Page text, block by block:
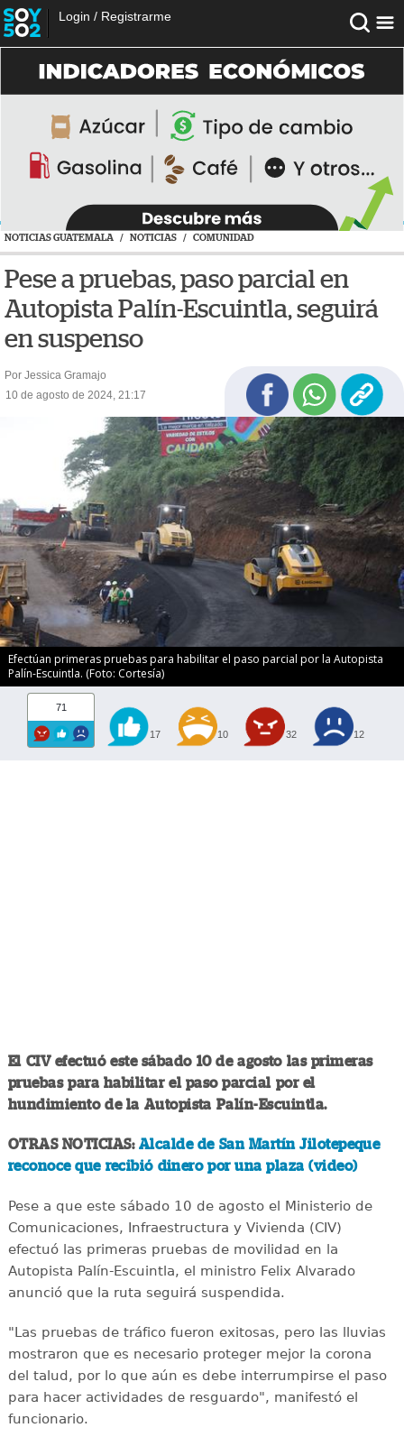
Login / Registrarme
NOTICIAS GUATEMALA / NOTICIAS / COMUNIDAD
Pese a pruebas, paso parcial en
Autopista Palín-Escuintla, seguirá
en suspenso
Por Jessica Gramajo
10 de agosto de 2024, 21:17
Efectúan primeras pruebas para habilitar el paso parcial por la Autopista
Palín-Escuintla. (Foto: Cortesía)
71
17 10 32 12
El CIV efectuó este sábado 10 de agosto las primeras
pruebas para habilitar el paso parcial por el
hundimiento de la Autopista Palín-Escuintla.
OTRAS NOTICIAS: Alcalde de San Martín Jilotepeque
reconoce que recibió dinero por una plaza (video)
Pese a que este sábado 10 de agosto el Ministerio de
Comunicaciones, Infraestructura y Vivienda (CIV)
efectuó las primeras pruebas de movilidad en la
Autopista Palín-Escuintla, el ministro Felix Alvarado
anunció que la ruta seguirá suspendida.
"Las pruebas de tráfico fueron exitosas, pero las lluvias
mostraron que es necesario proteger mejor la corona
del talud, por lo que aún es debe interrumpirse el paso
para hacer actividades de resguardo", manifestó el
funcionario.